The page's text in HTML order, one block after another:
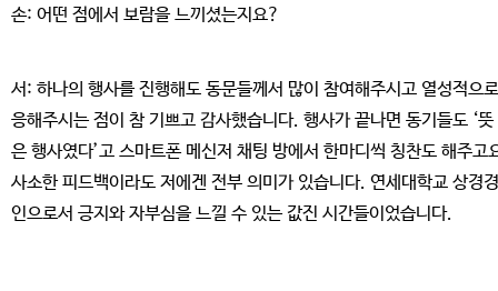
손: 어떤 점에서 보람을 느끼셨는지요?
서: 하나의 행사를 진행해도 동문들께서 많이 참여해주시고 열성적으
응해주시는 점이 참 기쁘고 감사했습니다. 행사가 끝나면 동기들도 ‘뜻
은 행사였다’고 스마트폰 메신저 채팅 방에서 한마디씩 칭찬도 해주고
사소한 피드백이라도 저에겐 전부 의미가 있습니다. 연세대학교 상경
인으로서 긍지와 자부심을 느낄 수 있는 값진 시간들이었습니다.